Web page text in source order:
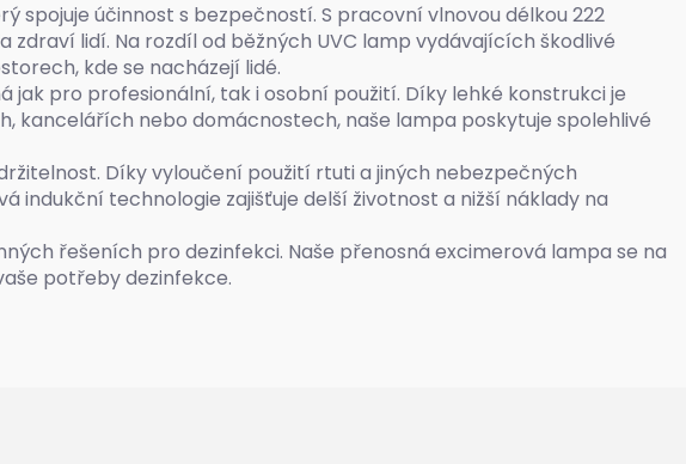
účinnost s bezpečností. S pracovní vlnovou délkou 222
lidí. Na rozdíl od běžných UVC lamp vydávajících škodlivé
kde se nacházejí lidé.
pro profesionální, tak i osobní použití. Díky lehké konstrukci je
kancelářích nebo domácnostech, naše lampa poskytuje spolehlivé
Díky vyloučení použití rtuti a jiných nebezpečných
technologie zajišťuje delší životnost a nižší náklady na
řešeních pro dezinfekci. Naše přenosná excimerová lampa se na
potřeby dezinfekce.